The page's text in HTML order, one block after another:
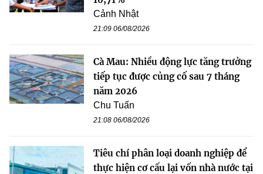
Cảnh Nhật
21:09 06/08/2026
Cà Mau: Nhiều động lực tăng trưởng
tiếp tục được củng cố sau 7 tháng
năm 2026
Chu Tuấn
21:08 06/08/2026
Tiêu chí phân loại doanh nghiệp để
thực hiện cơ cấu lại vốn nhà nước tại